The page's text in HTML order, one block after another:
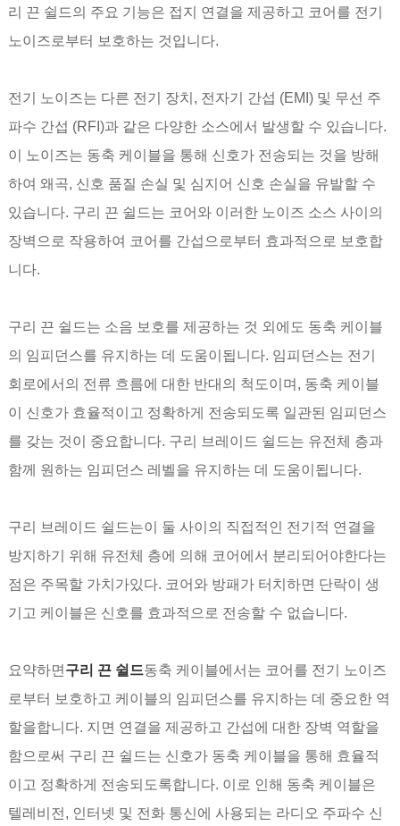
리 끈 쉴드의 주요 기능은 접지 연결을 제공하고 코어를 전기
노이즈로부터 보호하는 것입니다.
전기 노이즈는 다른 전기 장치, 전자기 간섭 (EMI) 및 무선 주
파수 간섭 (RFI)과 같은 다양한 소스에서 발생할 수 있습니다.
이 노이즈는 동축 케이블을 통해 신호가 전송되는 것을 방해
하여 왜곡, 신호 품질 손실 및 심지어 신호 손실을 유발할 수
있습니다. 구리 끈 쉴드는 코어와 이러한 노이즈 소스 사이의
장벽으로 작용하여 코어를 간섭으로부터 효과적으로 보호합
니다.
구리 끈 쉴드는 소음 보호를 제공하는 것 외에도 동축 케이블
의 임피던스를 유지하는 데 도움이됩니다. 임피던스는 전기
회로에서의 전류 흐름에 대한 반대의 척도이며, 동축 케이블
이 신호가 효율적이고 정확하게 전송되도록 일관된 임피던스
를 갖는 것이 중요합니다. 구리 브레이드 쉴드는 유전체 층과
함께 원하는 임피던스 레벨을 유지하는 데 도움이됩니다.
구리 브레이드 쉴드는이 둘 사이의 직접적인 전기적 연결을
방지하기 위해 유전체 층에 의해 코어에서 분리되어야한다는
점은 주목할 가치가있다. 코어와 방패가 터치하면 단락이 생
기고 케이블은 신호를 효과적으로 전송할 수 없습니다.
요약하면구리 끈 쉴드동축 케이블에서는 코어를 전기 노이즈
로부터 보호하고 케이블의 임피던스를 유지하는 데 중요한 역
할을합니다. 지면 연결을 제공하고 간섭에 대한 장벽 역할을
함으로써 구리 끈 쉴드는 신호가 동축 케이블을 통해 효율적
이고 정확하게 전송되도록합니다. 이로 인해 동축 케이블은
텔레비전, 인터넷 및 전화 통신에 사용되는 라디오 주파수 신